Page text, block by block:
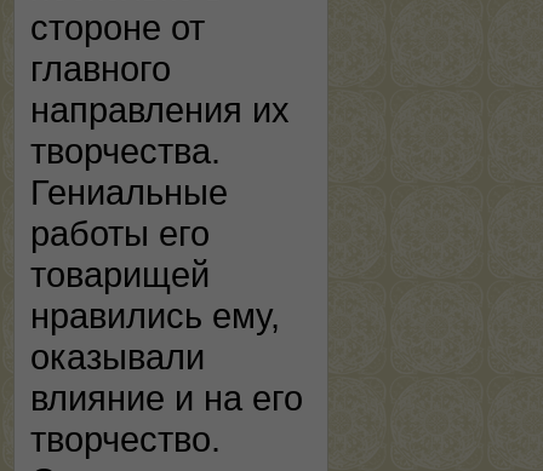
стороне от
главного
направления их
творчества.
Гениальные
работы его
товарищей
нравились ему,
оказывали
влияние и на его
творчество.